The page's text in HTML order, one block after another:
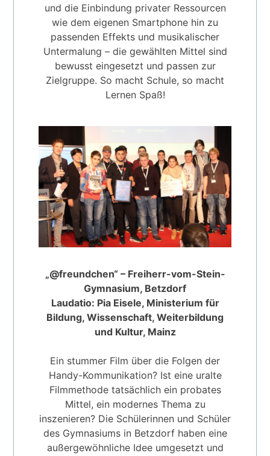
und die Einbindung privater Ressourcen
wie dem eigenen Smartphone hin zu
passenden Effekts und musikalischer
Untermalung – die gewählten Mittel sind
bewusst eingesetzt und passen zur
Zielgruppe. So macht Schule, so macht
Lernen Spaß!
„@freundchen“ – Freiherr-vom-Stein-
Gymnasium, Betzdorf
Laudatio: Pia Eisele, Ministerium für
Bildung, Wissenschaft, Weiterbildung
und Kultur, Mainz
Ein stummer Film über die Folgen der
Handy-Kommunikation? Ist eine uralte
Filmmethode tatsächlich ein probates
Mittel, ein modernes Thema zu
inszenieren? Die Schülerinnen und Schüler
des Gymnasiums in Betzdorf haben eine
außergewöhnliche Idee umgesetzt und